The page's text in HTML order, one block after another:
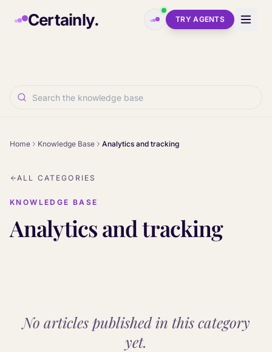
Certainly. TRY AGENTS
Home Knowledge Base Analytics and tracking
ALL CATEGORIES
KNOWLEDGE BASE
Analytics and tracking
No articles published in this category
yet.